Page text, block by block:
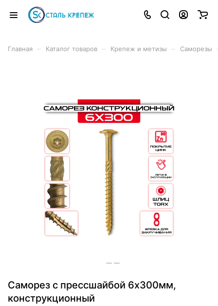
Главная Каталог товаров Крепеж и метизы Саморезы
Саморез с прессшайбой 6х300мм,
конструкционный